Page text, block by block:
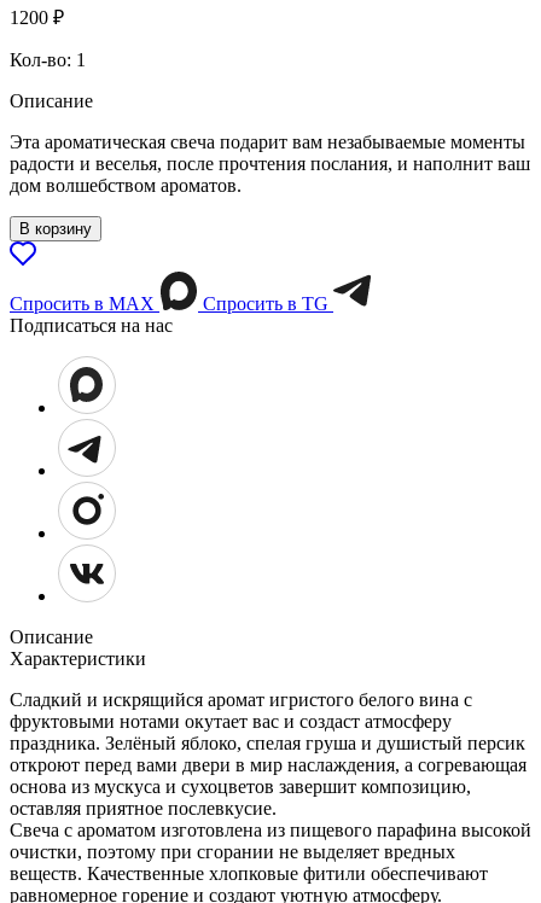
1200 ₽
Кол-во: 1
Описание
Эта ароматическая свеча подарит вам незабываемые моменты
радости и веселья, после прочтения послания, и наполнит ваш
дом волшебством ароматов.
В корзину
Спросить в МАХ
Спросить в TG
Подписаться на нас
Описание
Характеристики
Сладкий и искрящийся аромат игристого белого вина с
фруктовыми нотами окутает вас и создаст атмосферу
праздника. Зелёный яблоко, спелая груша и душистый персик
откроют перед вами двери в мир наслаждения, а согревающая
основа из мускуса и сухоцветов завершит композицию,
оставляя приятное послевкусие.
Свеча с ароматом изготовлена из пищевого парафина высокой
очистки, поэтому при сгорании не выделяет вредных
веществ. Качественные хлопковые фитили обеспечивают
равномерное горение и создают уютную атмосферу.